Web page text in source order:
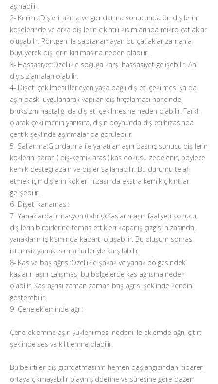
aşınabilir.
2- Kırılma:Dişleri sıkma ve gıcırdatma sonucunda ön diş lerin
köşelerinde ve arka diş lerin çıkıntılı kısımlarında mikro çatlaklar
oluşabilir. Röntgen ile saptanamayan bu çatlaklar zamanla
büyüyerek diş lerin kırılmasına neden olabilir.
3- Hassasiyet:Özellikle soğuğa karşı hassasiyet gelişebilir. Ani
diş sızlamaları olabilir.
4- Dişeti çekilmesi:İlerleyen yaşa bağlı diş eti çekilmesi ya da
aşırı baskı uygulanarak yapılan diş fırçalaması haricinde,
bruksizm hastalığı da diş eti çekilmesine neden olabilir. Farklı
olarak çekilmenin yanısıra, dişin boynunda diş eti hizasında
çentik şeklinde aşınmalar da görülebilir.
5- Sallanma:Gıcırdatma ile yaratılan aşırı basınç sonucu diş lerin
köklerini saran ( diş-kemik arası) kas dokusu zedelenir, böylece
kemik desteği azalır ve dişler sallanabilir. Bu durumu telafi
etmek için dişlerin kökleri hizasında ekstra kemik çıkıntıları
gelişebilir.
6- Dişeti kanaması:
7- Yanaklarda irritasyon (tahriş):Kasların aşırı faaliyeti sonucu,
diş lerin birbirlerine temas ettikleri kapanış çizgisi hizasında,
yanakların iç kısmında kabartı oluşabilir. Bu oluşum sonrası
istemsiz yanak ısırma halleriyle karşılabilir.
8- Kas ve baş ağrısı:Özellikle şakak ve yanak bölgesindeki
kasların aşırı çalışması bu bölgelerde kas ağrısına neden
olabilir. Kas ağrısı zaman zaman baş ağrısı şeklinde kendini
gösterebilir.
9- Çene ekleminde ağrı:
Çene eklemine aşırı yüklenilmesi nedeni ile eklemde ağrı, çıtırtı
şeklinde ses ve kilitlenme olabilir.
Bu belirtiler diş gıcırdatmasının hemen başlangıcından itibaren
ortaya çıkmayabilir olayın şiddetine ve süresine göre bazen